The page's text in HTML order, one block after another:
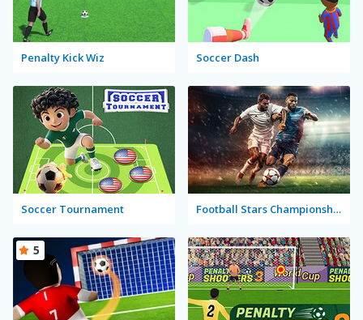
Penalty Kick Wiz Soccer Dash
Soccer Tournament Football Stars Championship
5